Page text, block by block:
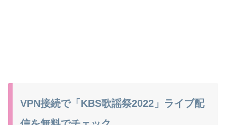
VPN接続で「KBS歌謡祭2022」ライブ配